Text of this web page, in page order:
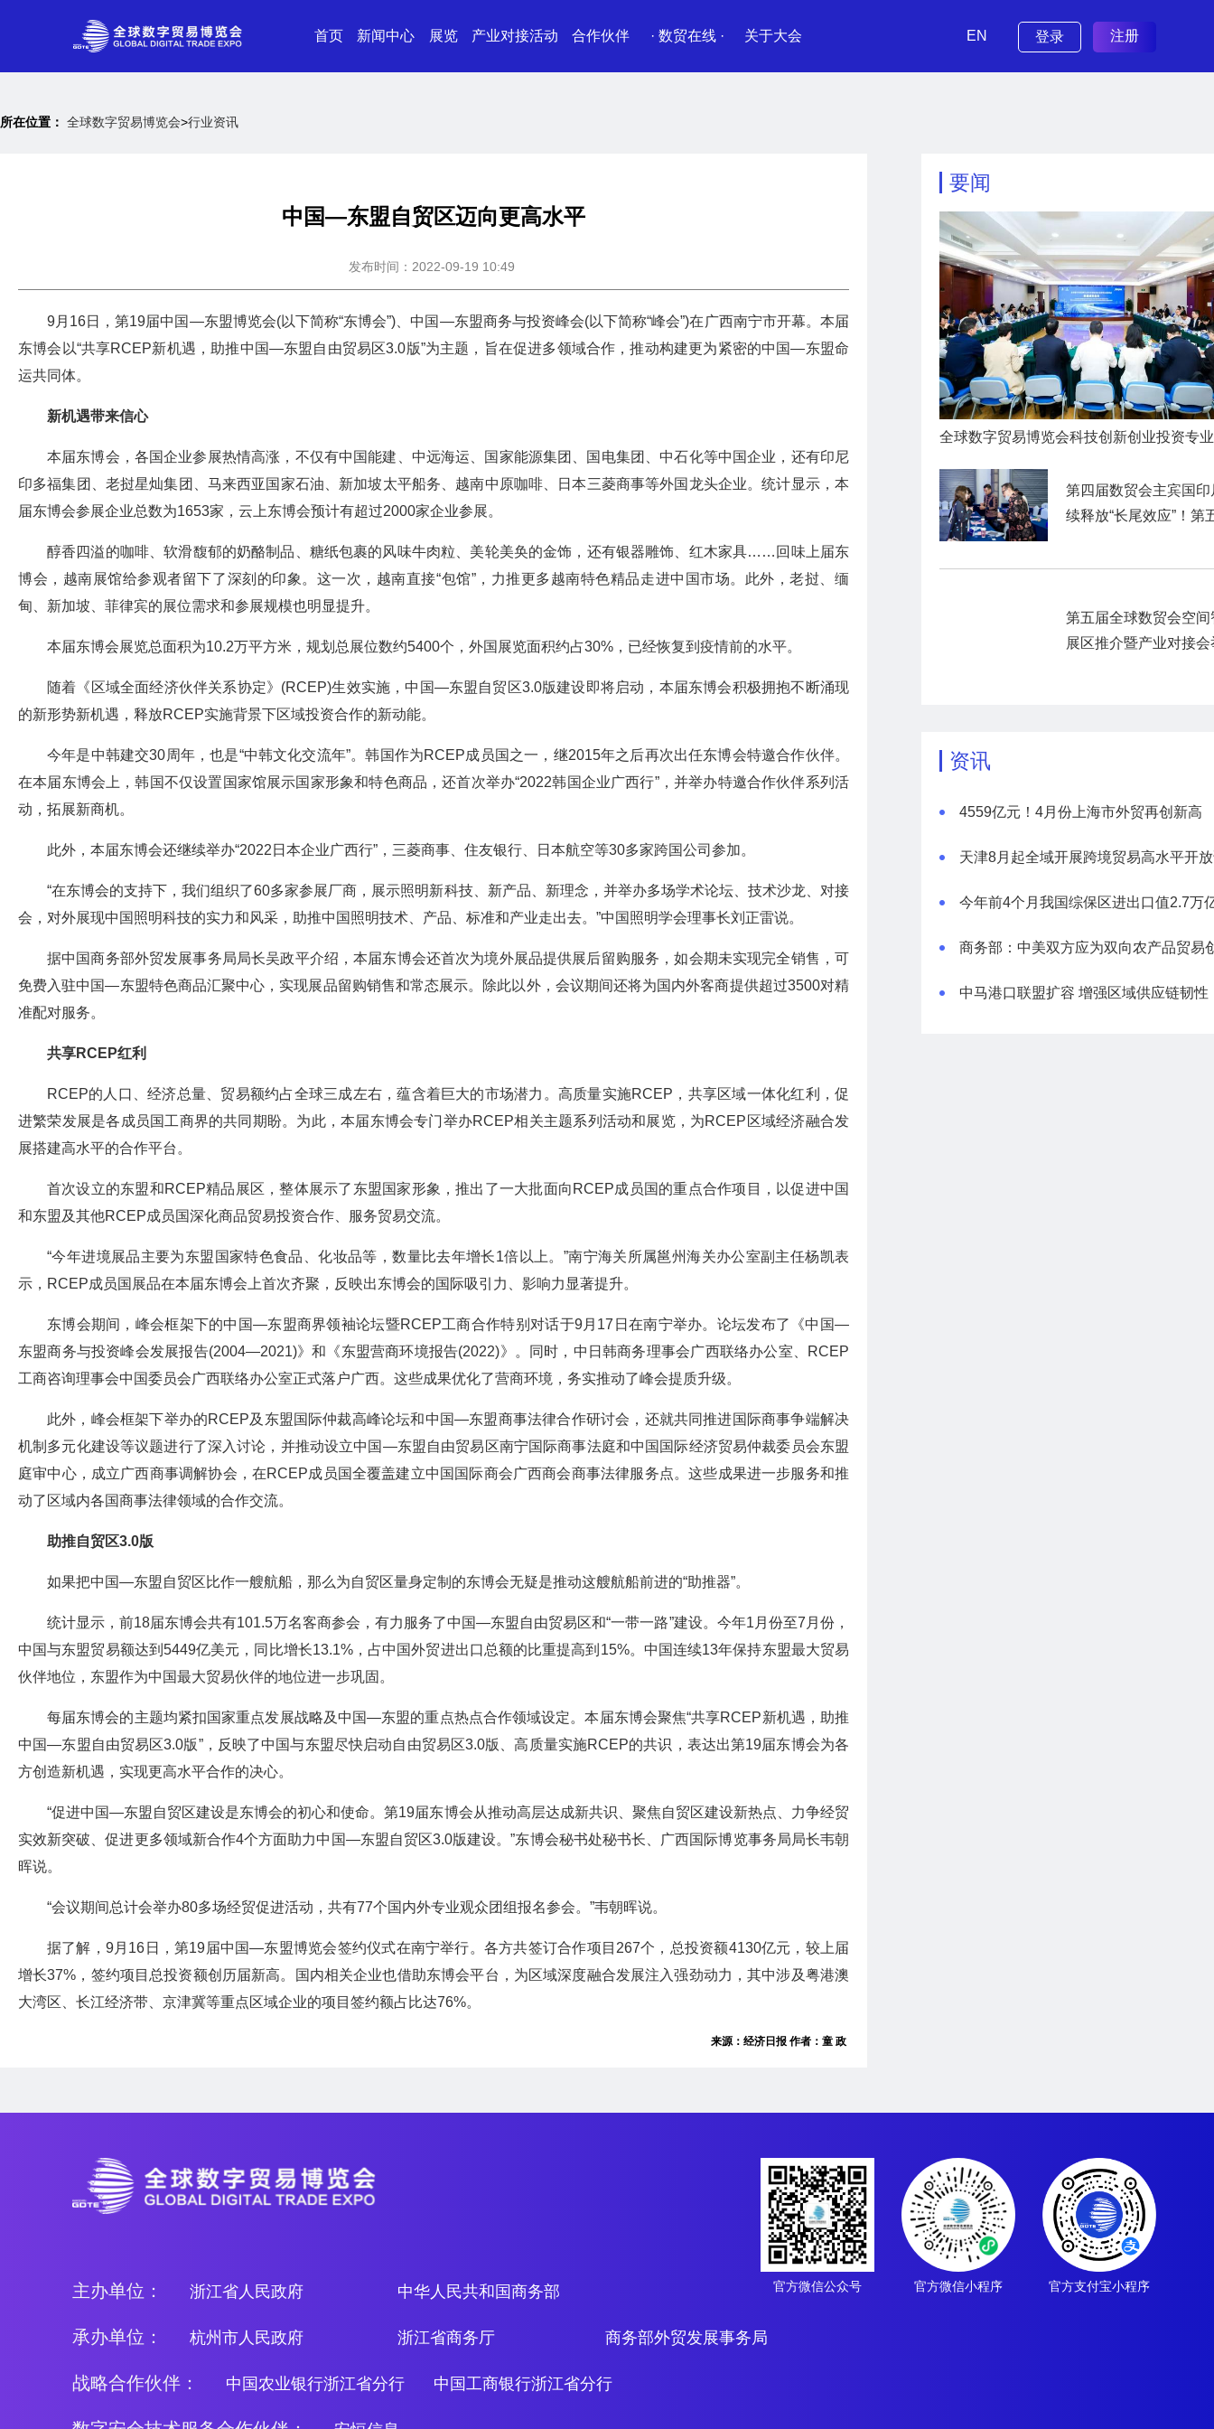
首页 新闻中心 展览 产业对接活动 合作伙伴 · 数贸在线 · 关于大会 EN 登录 注册
所在位置： 全球数字贸易博览会>行业资讯
中国—东盟自贸区迈向更高水平
发布时间：2022-09-19 10:49
9月16日，第19届中国—东盟博览会(以下简称“东博会”)、中国—东盟商务与投资峰会(以下简称“峰会”)在广西南宁市开幕。本届
东博会以“共享RCEP新机遇，助推中国—东盟自由贸易区3.0版”为主题，旨在促进多领域合作，推动构建更为紧密的中国—东盟命
运共同体。
新机遇带来信心
本届东博会，各国企业参展热情高涨，不仅有中国能建、中远海运、国家能源集团、国电集团、中石化等中国企业，还有印尼
印多福集团、老挝星灿集团、马来西亚国家石油、新加坡太平船务、越南中原咖啡、日本三菱商事等外国龙头企业。统计显示，本
届东博会参展企业总数为1653家，云上东博会预计有超过2000家企业参展。
醇香四溢的咖啡、软滑馥郁的奶酪制品、糖纸包裹的风味牛肉粒、美轮美奂的金饰，还有银器雕饰、红木家具……回味上届东
博会，越南展馆给参观者留下了深刻的印象。这一次，越南直接“包馆”，力推更多越南特色精品走进中国市场。此外，老挝、缅
甸、新加坡、菲律宾的展位需求和参展规模也明显提升。
本届东博会展览总面积为10.2万平方米，规划总展位数约5400个，外国展览面积约占30%，已经恢复到疫情前的水平。
随着《区域全面经济伙伴关系协定》(RCEP)生效实施，中国—东盟自贸区3.0版建设即将启动，本届东博会积极拥抱不断涌现
的新形势新机遇，释放RCEP实施背景下区域投资合作的新动能。
今年是中韩建交30周年，也是“中韩文化交流年”。韩国作为RCEP成员国之一，继2015年之后再次出任东博会特邀合作伙伴。
在本届东博会上，韩国不仅设置国家馆展示国家形象和特色商品，还首次举办“2022韩国企业广西行”，并举办特邀合作伙伴系列活
动，拓展新商机。
此外，本届东博会还继续举办“2022日本企业广西行”，三菱商事、住友银行、日本航空等30多家跨国公司参加。
“在东博会的支持下，我们组织了60多家参展厂商，展示照明新科技、新产品、新理念，并举办多场学术论坛、技术沙龙、对接
会，对外展现中国照明科技的实力和风采，助推中国照明技术、产品、标准和产业走出去。”中国照明学会理事长刘正雷说。
据中国商务部外贸发展事务局局长吴政平介绍，本届东博会还首次为境外展品提供展后留购服务，如会期未实现完全销售，可
免费入驻中国—东盟特色商品汇聚中心，实现展品留购销售和常态展示。除此以外，会议期间还将为国内外客商提供超过3500对精
准配对服务。
共享RCEP红利
RCEP的人口、经济总量、贸易额约占全球三成左右，蕴含着巨大的市场潜力。高质量实施RCEP，共享区域一体化红利，促
进繁荣发展是各成员国工商界的共同期盼。为此，本届东博会专门举办RCEP相关主题系列活动和展览，为RCEP区域经济融合发
展搭建高水平的合作平台。
首次设立的东盟和RCEP精品展区，整体展示了东盟国家形象，推出了一大批面向RCEP成员国的重点合作项目，以促进中国
和东盟及其他RCEP成员国深化商品贸易投资合作、服务贸易交流。
“今年进境展品主要为东盟国家特色食品、化妆品等，数量比去年增长1倍以上。”南宁海关所属邕州海关办公室副主任杨凯表
示，RCEP成员国展品在本届东博会上首次齐聚，反映出东博会的国际吸引力、影响力显著提升。
东博会期间，峰会框架下的中国—东盟商界领袖论坛暨RCEP工商合作特别对话于9月17日在南宁举办。论坛发布了《中国—
东盟商务与投资峰会发展报告(2004—2021)》和《东盟营商环境报告(2022)》。同时，中日韩商务理事会广西联络办公室、RCEP
工商咨询理事会中国委员会广西联络办公室正式落户广西。这些成果优化了营商环境，务实推动了峰会提质升级。
此外，峰会框架下举办的RCEP及东盟国际仲裁高峰论坛和中国—东盟商事法律合作研讨会，还就共同推进国际商事争端解决
机制多元化建设等议题进行了深入讨论，并推动设立中国—东盟自由贸易区南宁国际商事法庭和中国国际经济贸易仲裁委员会东盟
庭审中心，成立广西商事调解协会，在RCEP成员国全覆盖建立中国国际商会广西商会商事法律服务点。这些成果进一步服务和推
动了区域内各国商事法律领域的合作交流。
助推自贸区3.0版
如果把中国—东盟自贸区比作一艘航船，那么为自贸区量身定制的东博会无疑是推动这艘航船前进的“助推器”。
统计显示，前18届东博会共有101.5万名客商参会，有力服务了中国—东盟自由贸易区和“一带一路”建设。今年1月份至7月份，
中国与东盟贸易额达到5449亿美元，同比增长13.1%，占中国外贸进出口总额的比重提高到15%。中国连续13年保持东盟最大贸易
伙伴地位，东盟作为中国最大贸易伙伴的地位进一步巩固。
每届东博会的主题均紧扣国家重点发展战略及中国—东盟的重点热点合作领域设定。本届东博会聚焦“共享RCEP新机遇，助推
中国—东盟自由贸易区3.0版”，反映了中国与东盟尽快启动自由贸易区3.0版、高质量实施RCEP的共识，表达出第19届东博会为各
方创造新机遇，实现更高水平合作的决心。
“促进中国—东盟自贸区建设是东博会的初心和使命。第19届东博会从推动高层达成新共识、聚焦自贸区建设新热点、力争经贸
实效新突破、促进更多领域新合作4个方面助力中国—东盟自贸区3.0版建设。”东博会秘书处秘书长、广西国际博览事务局局长韦朝
晖说。
“会议期间总计会举办80多场经贸促进活动，共有77个国内外专业观众团组报名参会。”韦朝晖说。
据了解，9月16日，第19届中国—东盟博览会签约仪式在南宁举行。各方共签订合作项目267个，总投资额4130亿元，较上届
增长37%，签约项目总投资额创历届新高。国内相关企业也借助东博会平台，为区域深度融合发展注入强劲动力，其中涉及粤港澳
大湾区、长江经济带、京津冀等重点区域企业的项目签约额占比达76%。
来源：经济日报 作者：童 政
要闻
第四届数贸会主宾国印
续释放“长尾效应”！第
暨“数贸客商中国行”圆
第五届全球数贸会空间
展区推介暨产业对接会
资讯
4559亿元！4月份上海市外贸再创新高
天津8月起全域开展跨境贸易高水平开
中马港口联盟扩容 增强区域供应链韧性
官方微信公众号 官方微信小程序 官方支付宝小程序
主办单位： 浙江省人民政府 中华人民共和国商务部
承办单位： 杭州市人民政府 浙江省商务厅 商务部外贸发展事务局
战略合作伙伴： 中国农业银行浙江省分行 中国工商银行浙江省分行